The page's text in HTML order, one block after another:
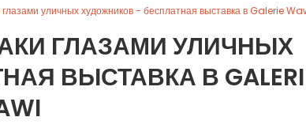
глазами уличных художников - бесплатная выставка в Galerie
ГЛАЗАМИ УЛИЧНЫХ
ВЫСТАВКА В